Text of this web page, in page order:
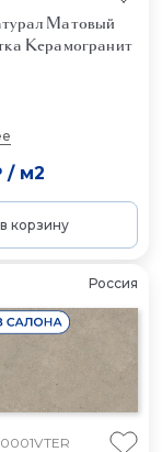
Матовый
Керамогранит
/ м2
в корзину
Россия